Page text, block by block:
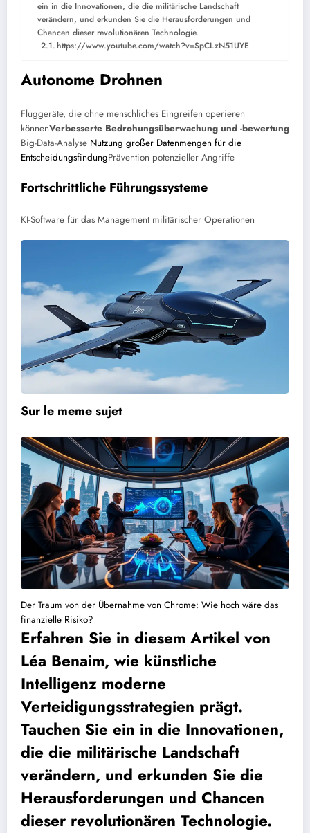
ein in die Innovationen, die die militärische Landschaft
verändern, und erkunden Sie die Herausforderungen und
Chancen dieser revolutionären Technologie.
https://www.youtube.com/watch?v=SpCLzN51UYE
Autonome Drohnen
Fluggeräte, die ohne menschliches Eingreifen operieren
könnenVerbesserte Bedrohungsüberwachung und -bewertung
Big-Data-Analyse Nutzung großer Datenmengen für die
EntscheidungsfindungPrävention potenzieller Angriffe
Fortschrittliche Führungssysteme
KI-Software für das Management militärischer Operationen
Sur le meme sujet
Der Traum von der Übernahme von Chrome: Wie hoch wäre das
finanzielle Risiko?
Erfahren Sie in diesem Artikel von
Léa Benaim, wie künstliche
Intelligenz moderne
Verteidigungsstrategien prägt.
Tauchen Sie ein in die Innovationen,
die die militärische Landschaft
verändern, und erkunden Sie die
Herausforderungen und Chancen
dieser revolutionären Technologie.